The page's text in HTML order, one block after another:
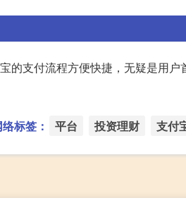
的支付流程方便快捷，无疑是用
标签： 平台 投资理财 支付